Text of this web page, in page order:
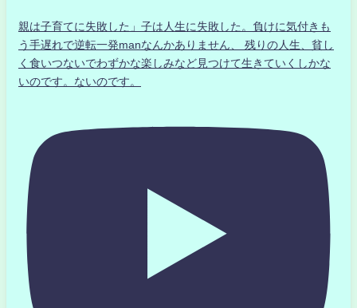
親は子育てに失敗した」子は人生に失敗した。負けに気付きも
う手遅れで逆転一発manなんかありません、 残りの人生、貧し
く食いつないでわずかな楽しみなど見つけて生きていくしかな
いのです。ないのです。